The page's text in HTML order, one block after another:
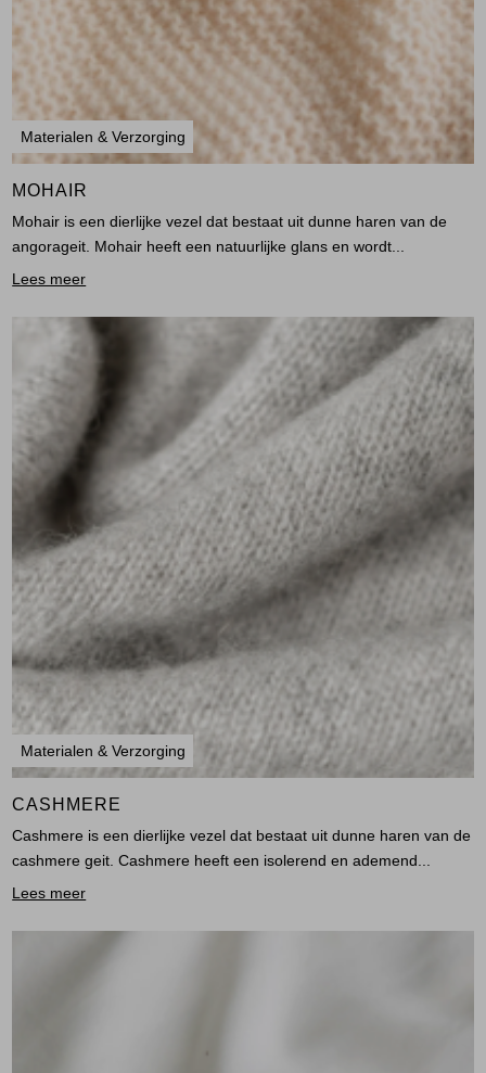
Materialen & Verzorging
MOHAIR
Mohair is een dierlijke vezel dat bestaat uit dunne haren van de
angorageit. Mohair heeft een natuurlijke glans en wordt...
Lees meer
Materialen & Verzorging
CASHMERE
Cashmere is een dierlijke vezel dat bestaat uit dunne haren van de
cashmere geit. Cashmere heeft een isolerend en ademend...
Lees meer